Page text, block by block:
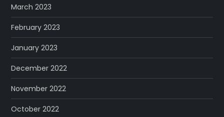
March 2023
February 2023
January 2023
December 2022
November 2022
October 2022